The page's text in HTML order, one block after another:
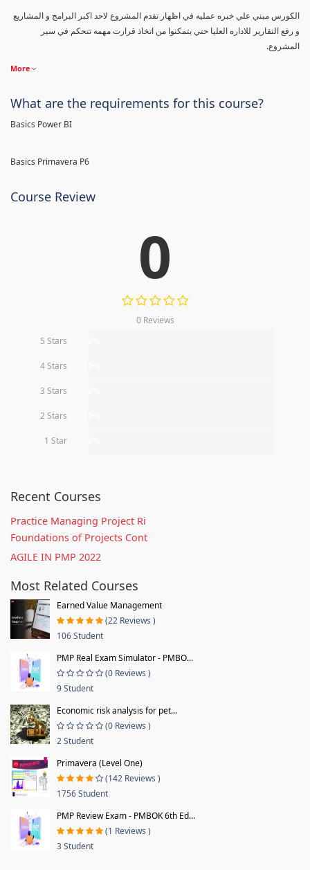
الكورس مبني علي خبره عمليه في اظهار تقدم المشروع لاحد اكبر البرامج و المشاريع
و رفع التقارير للاداره العليا حتي يتمكنوا من اتخاذ قرارت مهمه تتحكم في سير
المشروع.
More
What are the requirements for this course?
Basics Power BI
Basics Primavera P6
Course Review
0
0 Reviews
5 Stars
4 Stars
3 Stars
2 Stars
1 Star
Recent Courses
Practice Managing Project Ri
Foundations of Projects Cont
AGILE IN PMP 2022
Most Related Courses
Earned Value Management
(22 Reviews )
106 Student
PMP Real Exam Simulator - PMBO...
(0 Reviews )
9 Student
Economic risk analysis for pet...
(0 Reviews )
2 Student
Primavera (Level One)
(142 Reviews )
1756 Student
PMP Review Exam - PMBOK 6th Ed...
(1 Reviews )
3 Student